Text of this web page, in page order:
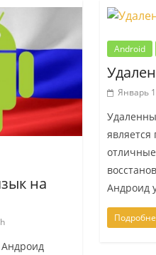
на
Андроид
Android
Январь
является
Андроид